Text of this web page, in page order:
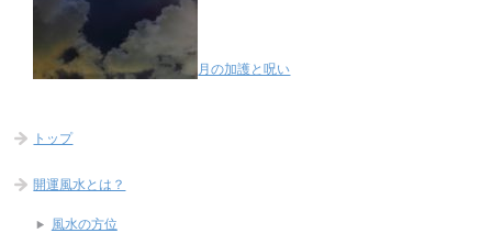
月の加護と呪い
トップ
開運風水とは？
風水の方位